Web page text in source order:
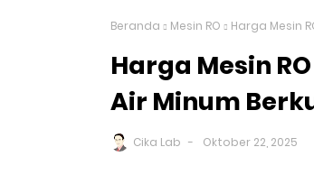
Beranda Mesin RO Harga Mesin
Harga Mesin
Air Minum
Cika Lab Oktober 22, 2025